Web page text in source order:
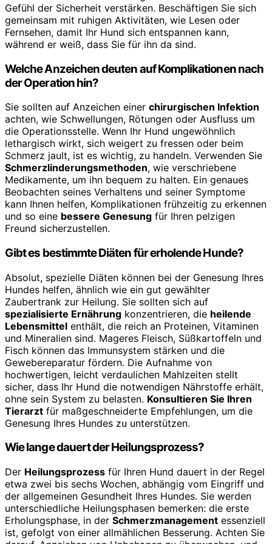
Gefühl der Sicherheit verstärken. Beschäftigen Sie sich
gemeinsam mit ruhigen Aktivitäten, wie Lesen oder
Fernsehen, damit Ihr Hund sich entspannen kann,
während er weiß, dass Sie für ihn da sind.
Welche Anzeichen deuten auf Komplikationen nach
der Operation hin?
Sie sollten auf Anzeichen einer chirurgischen Infektion
achten, wie Schwellungen, Rötungen oder Ausfluss um
die Operationsstelle. Wenn Ihr Hund ungewöhnlich
lethargisch wirkt, sich weigert zu fressen oder beim
Schmerz jault, ist es wichtig, zu handeln. Verwenden Sie
Schmerzlinderungsmethoden, wie verschriebene
Medikamente, um ihn bequem zu halten. Ein genaues
Beobachten seines Verhaltens und seiner Symptome
kann Ihnen helfen, Komplikationen frühzeitig zu erkennen
und so eine bessere Genesung für Ihren pelzigen
Freund sicherzustellen.
Gibt es bestimmte Diäten für erholende Hunde?
Absolut, spezielle Diäten können bei der Genesung Ihres
Hundes helfen, ähnlich wie ein gut gewählter
Zaubertrank zur Heilung. Sie sollten sich auf
spezialisierte Ernährung konzentrieren, die heilende
Lebensmittel enthält, die reich an Proteinen, Vitaminen
und Mineralien sind. Mageres Fleisch, Süßkartoffeln und
Fisch können das Immunsystem stärken und die
Gewebereparatur fördern. Die Aufnahme von
hochwertigen, leicht verdaulichen Mahlzeiten stellt
sicher, dass Ihr Hund die notwendigen Nährstoffe erhält,
ohne sein System zu belasten. Konsultieren Sie Ihren
Tierarzt für maßgeschneiderte Empfehlungen, um die
Genesung Ihres Hundes zu unterstützen.
Wie lange dauert der Heilungsprozess?
Der Heilungsprozess für Ihren Hund dauert in der Regel
etwa zwei bis sechs Wochen, abhängig vom Eingriff und
der allgemeinen Gesundheit Ihres Hundes. Sie werden
unterschiedliche Heilungsphasen bemerken: die erste
Erholungsphase, in der Schmerzmanagement essenziell
ist, gefolgt von einer allmählichen Besserung. Achten Sie